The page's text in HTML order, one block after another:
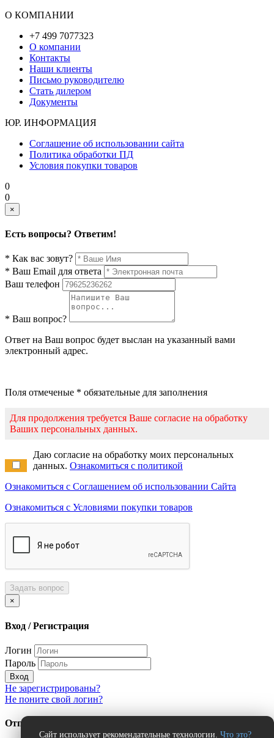
О КОМПАНИИ
+7 499 7077323
О компании
Контакты
Наши клиенты
Письмо руководителю
Стать дилером
Документы
ЮР. ИНФОРМАЦИЯ
Соглашение об использовании сайта
Политика обработки ПД
Условия покупки товаров
Сайт использует рекомендательные технологии. Что это?
0
0
×
Есть вопросы? Ответим!
* Как вас зовут?
* Ваш Email для ответа
Ваш телефон
* Ваш вопрос?
Ответ на Ваш вопрос будет выслан на указанный вами
электронный адрес.
Поля отмеченые * обязательные для заполнения
Для продолжения требуется Ваше согласие на обработку
Ваших персональных данных.
Даю согласие на обработку моих персональных
данных. Ознакомиться с политикой
Ознакомиться с Соглашением об использовании Сайта
Ознакомиться с Условиями покупки товаров
Задать вопрос
×
Вход / Регистрация
Логин
Пароль
Вход
Не зарегистрированы?
Не поните свой логин?
Отправить сообщение об ошибке?